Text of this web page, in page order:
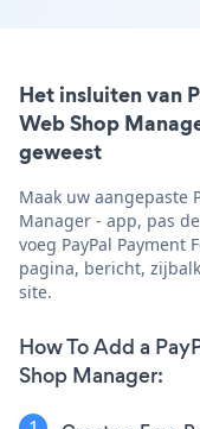
Het insluiten van
Web Shop
geweest
Maak uw aangepaste
Manager - app, pas
voeg PayPal Payment
pagina, bericht,
site.
How To Add a
Shop Manager: